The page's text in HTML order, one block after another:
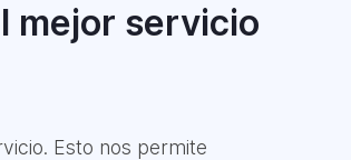
mejor servicio
Esto nos permite